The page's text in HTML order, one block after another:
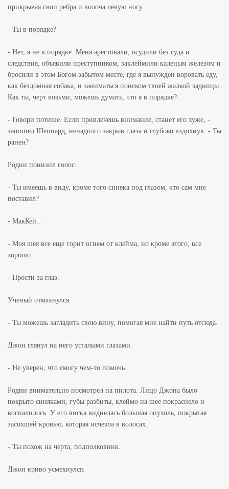
прикрывая свои ребра и волоча левую ногу.
- Ты в порядке?
- Нет, я не в порядке. Меня арестовали, осудили без суда и
следствия, объявили преступником, заклеймили каленым железом и
бросили в этом Богом забытом месте, где я вынужден воровать еду,
как бездомная собака, и заниматься поиском твоей жалкой задницы.
Как ты, черт возьми, можешь думать, что я в порядке?
- Говори потише. Если привлечешь внимание, станет его хуже, -
зашипел Шеппард, ненадолго закрыв глаза и глубоко вздохнув. - Ты
ранен?
Родни понизил голос.
- Ты имеешь в виду, кроме того синяка под глазом, что сам мне
поставил?
- МакКей...
- Моя шея все еще горит огнем от клейма, но кроме этого, все
хорошо.
- Прости за глаз.
Ученый отмахнулся.
- Ты можешь загладить свою вину, помогая мне найти путь отсюда.
Джон глянул на него усталыми глазами.
- Не уверен, что смогу чем-то помочь.
Родни внимательно посмотрел на пилота. Лицо Джона было
покрыто синяками, губы разбиты, клеймо на шее покраснело и
воспалилось. У его виска виднелась большая опухоль, покрытая
засохшей кровью, которая исчезла в волосах.
- Ты похож на черта, подполковник.
Джон криво усмехнулся: